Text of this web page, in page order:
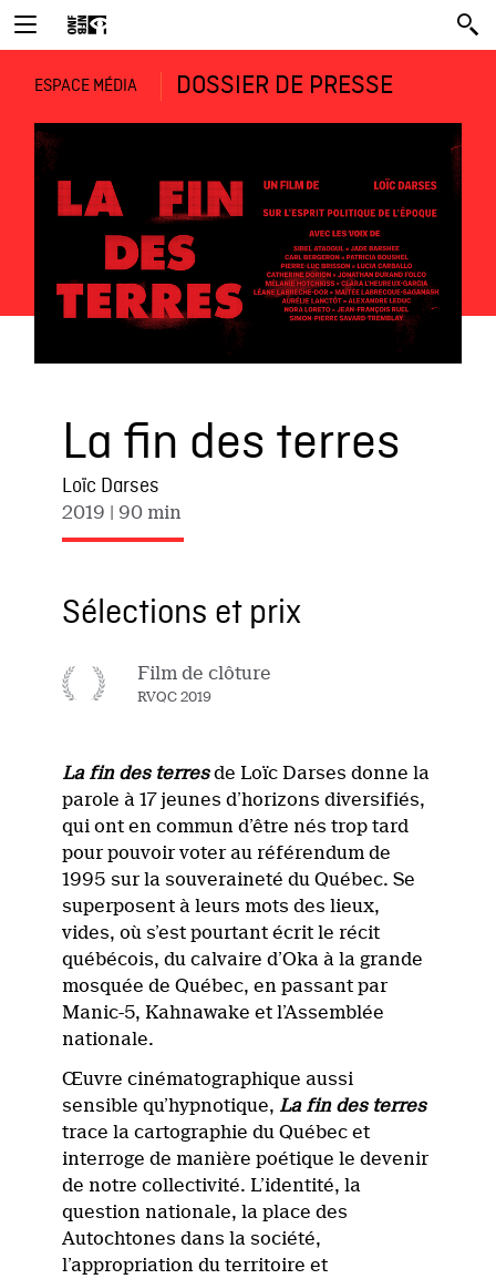
ESPACE MÉDIA DOSSIER DE PRESSE
La fin des terres
Loïc Darses
2019 | 90 min
Sélections et prix
Film de clôture
RVQC 2019
La fin des terresde Loïc Darses donne la
parole à 17 jeunes d’horizons diversifiés,
qui ont en commun d’être nés trop tard
pour pouvoir voter au référendum de
1995 sur la souveraineté du Québec. Se
superposent à leurs mots des lieux,
vides, où s’est pourtant écrit le récit
québécois, du calvaire d’Oka à la grande
mosquée de Québec, en passant par
Manic-5, Kahnawake et l’Assemblée
nationale.
Œuvre cinématographique aussi
sensible qu’hypnotique, La fin des terres
trace la cartographie du Québec et
interroge de manière poétique le devenir
de notre collectivité. L’identité, la
question nationale, la place des
Autochtones dans la société,
l’appropriation du territoire et